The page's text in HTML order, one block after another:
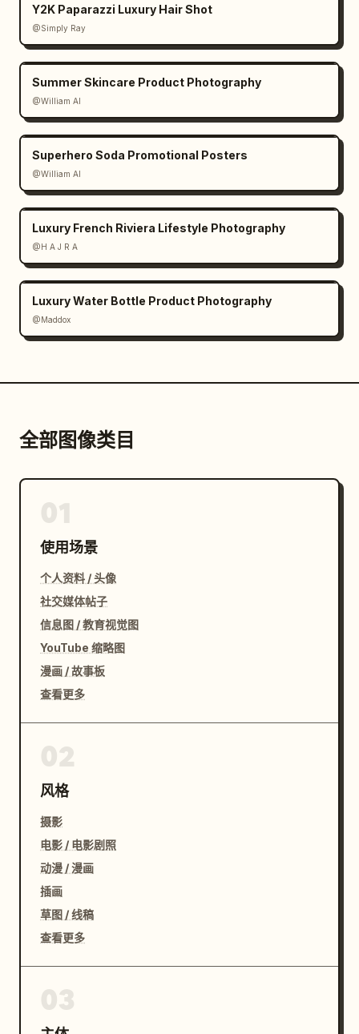
Y2K Paparazzi Luxury Hair Shot
@Simply Ray
Summer Skincare Product Photography
@William AI
Superhero Soda Promotional Posters
@William AI
Luxury French Riviera Lifestyle Photography
@H A J R A
Luxury Water Bottle Product Photography
@Maddox
全部图像类目
使用场景
个人资料 / 头像
社交媒体帖子
信息图 / 教育视觉图
YouTube 缩略图
漫画 / 故事板
查看更多
风格
摄影
电影 / 电影剧照
动漫 / 漫画
插画
草图 / 线稿
查看更多